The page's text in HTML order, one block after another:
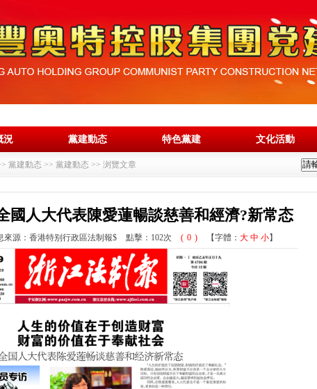
況 黨建動态 特色黨建 文化活動
黨建動态 >> 黨建動态 >> 浏覽文章
國人大代表陳愛蓮暢談慈善和經濟?新常态
來源：香港特别行政區法制報$ 點擊： 102次 ( 0 ) 【字體： 大 中 小】